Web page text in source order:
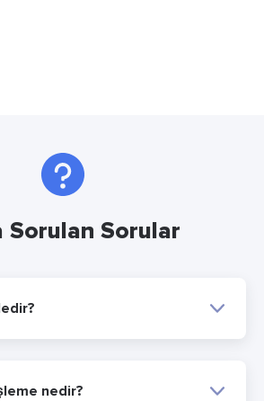
Sorulan Sorular
nedir?